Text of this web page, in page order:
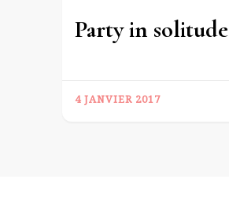
Party in solitude
4 JANVIER 2017